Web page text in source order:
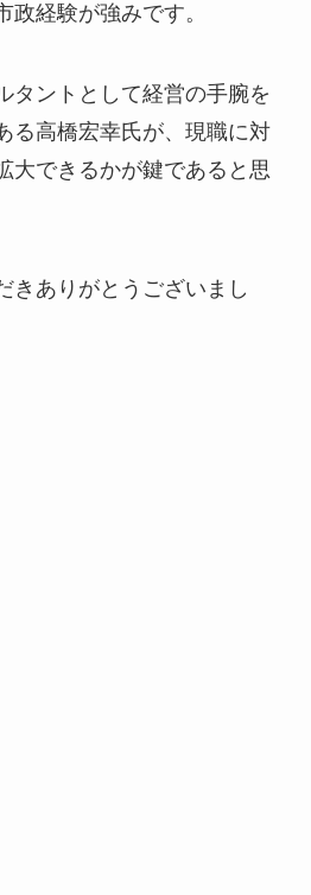
政経験が強みです。
タントとして経営の手腕を
る高橋宏幸氏が、現職に対
大できるかが鍵であると思
きありがとうございまし